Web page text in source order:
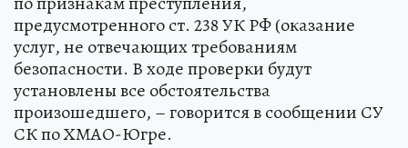
предусмотренного ст. 238 УК РФ (оказание
услуг, не отвечающих требованиям
безопасности. В ходе проверки будут
установлены все обстоятельства
произошедшего, – говорится в сообщении СУ
СК по ХМАО-Югре.